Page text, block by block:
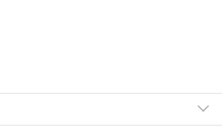
ルヘルム。
うのではと怯